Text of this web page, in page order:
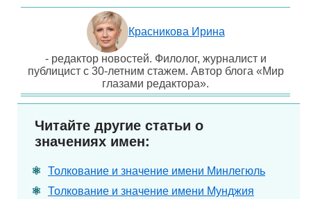
Красникова Ирина
- редактор новостей. Филолог, журналист и
публицист с 30-летним стажем. Автор блога «Мир
глазами редактора».
Читайте другие статьи о
значениях имен:
Толкование и значение имени Минлегюль
Толкование и значение имени Мунджия